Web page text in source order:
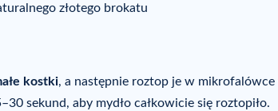
złotego brokatu
kostki, a następnie roztop je w mikrofalówce
sekund, aby mydło całkowicie się roztopiło.